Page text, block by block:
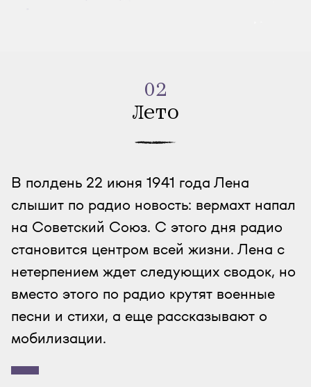
02
Лето
В полдень 22 июня 1941 года Лена
слышит по радио новость: вермахт напал
на Советский Союз. С этого дня радио
становится центром всей жизни. Лена с
нетерпением ждет следующих сводок, но
вместо этого по радио крутят военные
песни и стихи, а еще рассказывают о
мобилизации.